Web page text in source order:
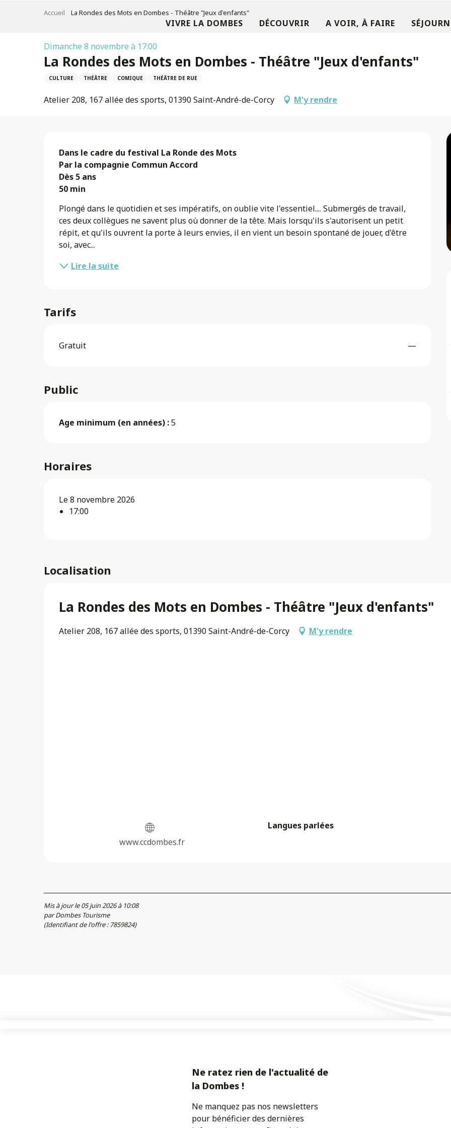
VIVRE LA DOMBES DÉCOUVRIR A VOIR, À FAIRE
Accueil La Rondes des Mots en Dombes - Théâtre "Jeux d'enfants"
Dimanche 8 novembre à 17:00
La Rondes des Mots en Dombes - Théâtre "Jeux d'enfants"
CULTURE THÉÂTRE COMIQUE THÉÂTRE DE RUE
Atelier 208, 167 allée des sports, 01390 Saint-André-de-Corcy M'y rendre
Description
Dans le cadre du festival La Ronde des Mots
Par la compagnie Commun Accord
Dès 5 ans
50 min
Plongé dans le quotidien et ses impératifs, on oublie vite l'essentiel.... Submergés de travail,
ces deux collègues ne savent plus où donner de la tête. Mais lorsqu'ils s'autorisent un petit
répit, et qu'ils ouvrent la porte à leurs envies, il en vient un besoin spontané de jouer, d'être
soi, avec...
Lire la suite
Tarifs
Gratuit —
Public
Age minimum (en années) :5
Horaires
Le 8 novembre 2026
17:00
Localisation
La Rondes des Mots en Dombes - Théâtre "Jeux d'enfants"
Atelier 208, 167 allée des sports, 01390 Saint-André-de-Corcy M'y rendre
www.ccdombes.fr
Langues parlées
Langues parlées
Mis à jour le 05 juin 2026 à 10:08
par Dombes Tourisme
(Identifiant de l'offre : 7859824)
Ne ratez rien de l'actualité de
la Dombes !
Ne manquez pas nos newsletters
pour bénéficier des dernières